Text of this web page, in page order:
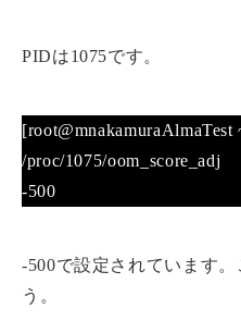
PIDは1075です。
[root@mnakamuraAlmaTest
/proc/1075/oom_score_adj
-500
-500で設定されています
う。